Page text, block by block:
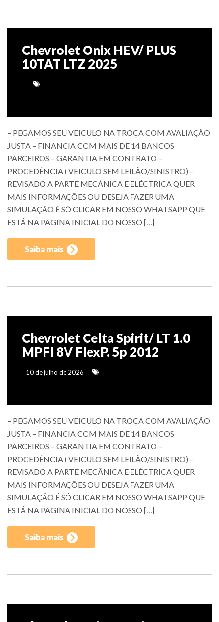
Chevrolet Onix HEV/ PLUS
10TAT LTZ 2025
– PEGAMOS SEU VEICULO NA TROCA COM AVALIAÇÃO
JUSTA – FINANCIA COM MAIS DE 14 BANCOS
PARCEIROS – GARANTIA EM CONTRATO –
PROCEDÊNCIA ( VEICULO SEM LEILÃO/SINISTRO) –
REVISADO A PARTE MECÂNICA E ELÉCTRICA QUER
MAIS INFORMAÇÕES OU DESEJA FAZER UMA
SIMULAÇÃO É SÓ CLICAR EM NOSSO WHATSAPP QUE
ESTÁ NA PAGINA INICIAL DO NOSSO […]
Saiba mais
Chevrolet Celta Spirit/ LT 1.0
MPFI 8V FlexP. 5p 2012
10 de julho de 2026
– PEGAMOS SEU VEICULO NA TROCA COM AVALIAÇÃO
JUSTA – FINANCIA COM MAIS DE 14 BANCOS
PARCEIROS – GARANTIA EM CONTRATO –
PROCEDÊNCIA ( VEICULO SEM LEILÃO/SINISTRO) –
REVISADO A PARTE MECÂNICA E ELÉCTRICA QUER
MAIS INFORMAÇÕES OU DESEJA FAZER UMA
SIMULAÇÃO É SÓ CLICAR EM NOSSO WHATSAPP QUE
ESTÁ NA PAGINA INICIAL DO NOSSO […]
Saiba mais